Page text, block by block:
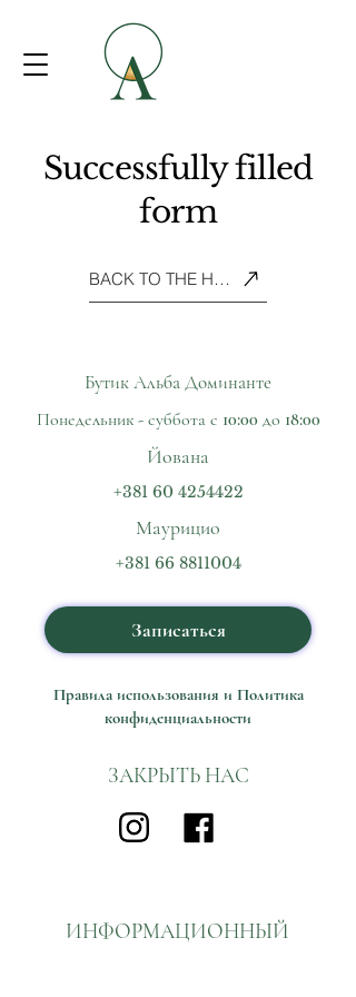
Successfully filled
form
BACK TO THE HOME PAGE
БутикАльба Доминанте
Понедельник - суббота с 10:00 до 18:00
Йована
+381 60 4254422
Маурицио
+381 66 8811004
Записаться
Правила использования и Политика
конфиденциальности
ЗАКРЫТЬ НАС
ИНФОРМАЦИОННЫЙ